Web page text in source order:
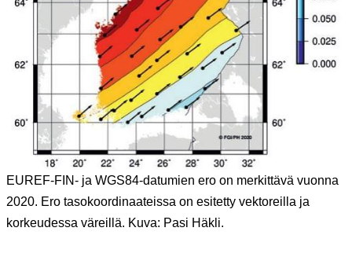
EUREF-FIN- ja WGS84-datumien ero on merkittävä vuonna
2020. Ero tasokoordinaateissa on esitetty vektoreilla ja
korkeudessa väreillä. Kuva: Pasi Häkli.